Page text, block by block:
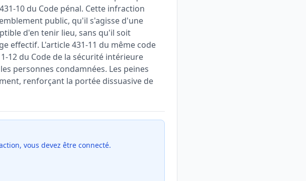
10 du Code pénal. Cette infraction
public, qu'il s'agisse d'une
d'en tenir lieu, sans qu'il soit
effectif. L'article 431-11 du même code
12 du Code de la sécurité intérieure
personnes condamnées. Les peines
renforçant la portée dissuasive de
vous devez être connecté.